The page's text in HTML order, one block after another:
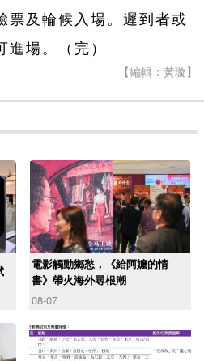
票及輪候入場。遲到者或
場。（完）
【編輯：黃璇】
電影觸動鄉愁，《給阿嬤的情
書》帶火海外尋根潮
08-07